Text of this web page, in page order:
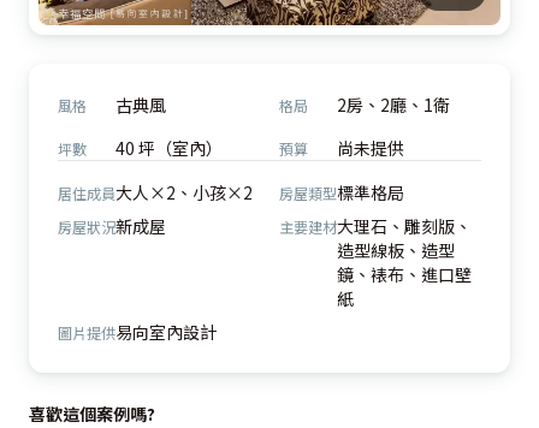
風格 古典風 格局 2房、2廳、1衛
坪數 40 坪（室內） 預算 尚未提供
居住成員大人×2、小孩×2 房屋類型標準格局
房屋狀況新成屋 主要建材大理石、雕刻版、
造型線板、造型
鏡、裱布、進口壁
紙
圖片提供易向室內設計
喜歡這個案例嗎?